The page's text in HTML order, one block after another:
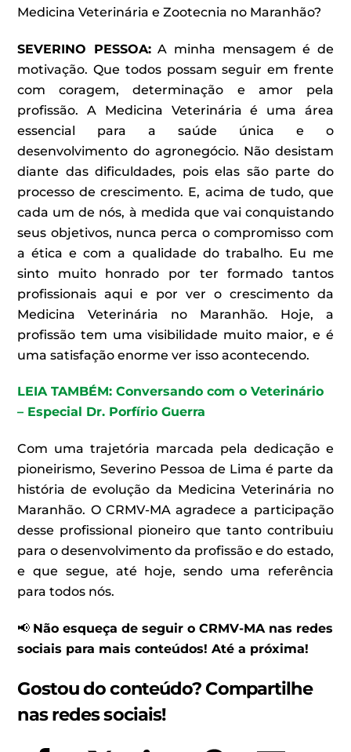
Medicina Veterinária e Zootecnia no Maranhão?
SEVERINO PESSOA:A minha mensagem é de
motivação. Que todos possam seguir em frente
com coragem, determinação e amor pela
profissão. A Medicina Veterinária é uma área
essencial para a saúde única e o
desenvolvimento do agronegócio. Não desistam
diante das dificuldades, pois elas são parte do
processo de crescimento. E, acima de tudo, que
cada um de nós, à medida que vai conquistando
seus objetivos, nunca perca o compromisso com
a ética e com a qualidade do trabalho. Eu me
sinto muito honrado por ter formado tantos
profissionais aqui e por ver o crescimento da
Medicina Veterinária no Maranhão. Hoje, a
profissão tem uma visibilidade muito maior, e é
uma satisfação enorme ver isso acontecendo.
LEIA TAMBÉM: Conversando com o Veterinário
– Especial Dr. Porfírio Guerra
Com uma trajetória marcada pela dedicação e
pioneirismo, Severino Pessoa de Lima é parte da
história de evolução da Medicina Veterinária no
Maranhão. O CRMV-MA agradece a participação
desse profissional pioneiro que tanto contribuiu
para o desenvolvimento da profissão e do estado,
e que segue, até hoje, sendo uma referência
para todos nós.
📢 Não esqueça de seguir o CRMV-MA nas redes
sociais para mais conteúdos! Até a próxima!
Gostou do conteúdo? Compartilhe
nas redes sociais!